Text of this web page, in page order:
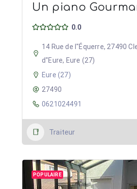
Un piano
0.0
14 Rue de l"Équerre, 27490
d"Eure, Eure (27)
Eure (27)
27490
0621024491
Traiteur
POPULAIRE